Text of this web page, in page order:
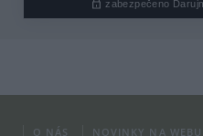
O NÁS NOVINKY NA WEBU